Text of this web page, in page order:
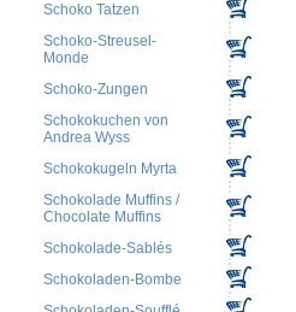
Schoko Tatzen
Schoko-Streusel-
Monde
Schoko-Zungen
Schokokuchen von
Andrea Wyss
Schokokugeln Myrta
Schokolade Muffins /
Chocolate Muffins
Schokolade-Sablés
Schokoladen-Bombe